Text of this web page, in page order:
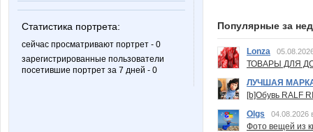
Статистика портрета:
сейчас просматривают портрет - 0
зарегистрированные пользователи
посетившие портрет за 7 дней - 0
Популярные за
Lonza
ТОВАРЫ ДЛЯ
ЛУЧШАЯ
[b]Обувь RALF
Olgs
04.08.2026
Фото вещей из